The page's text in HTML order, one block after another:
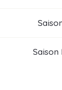
Saison